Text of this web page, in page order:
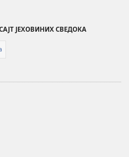
ЈЕХОВИНИХ СВЕДОКА